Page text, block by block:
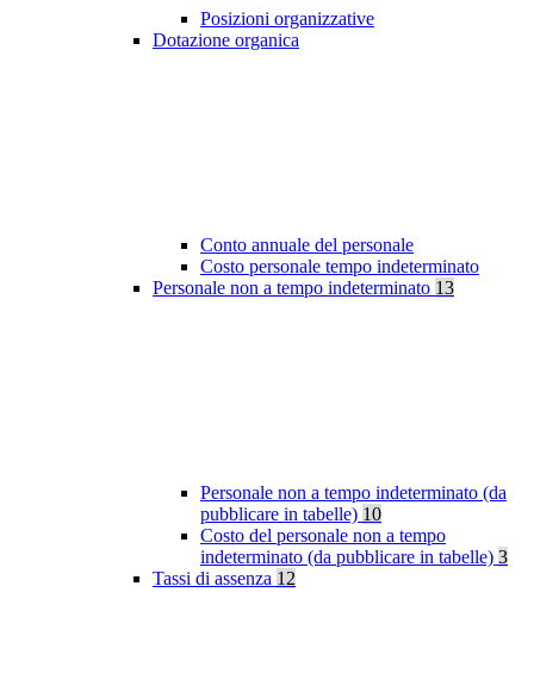
Posizioni organizzative
Dotazione organica
Conto annuale del personale
Costo personale tempo indeterminato
Personale non a tempo indeterminato 13
Personale non a tempo indeterminato (da
pubblicare in tabelle) 10
Costo del personale non a tempo
indeterminato (da pubblicare in tabelle) 3
Tassi di assenza 12